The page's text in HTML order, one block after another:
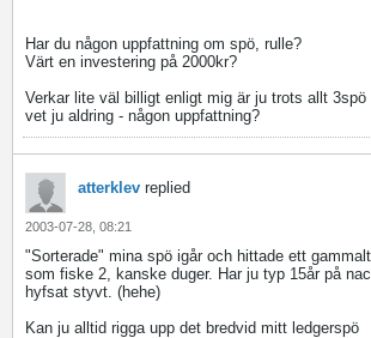
Har du någon uppfattning om spö, rulle?
Värt en investering på 2000kr?
Verkar lite väl billigt enligt mig är ju trots allt 3spö
vet ju aldring - någon uppfattning?
atterklev replied
2003-07-28, 08:21
"Sorterade" mina spö igår och hittade ett
som fiske 2, kanske duger. Har ju typ 15år på
hyfsat styvt. (hehe)
Kan ju alltid rigga upp det bredvid mitt ledgerspö